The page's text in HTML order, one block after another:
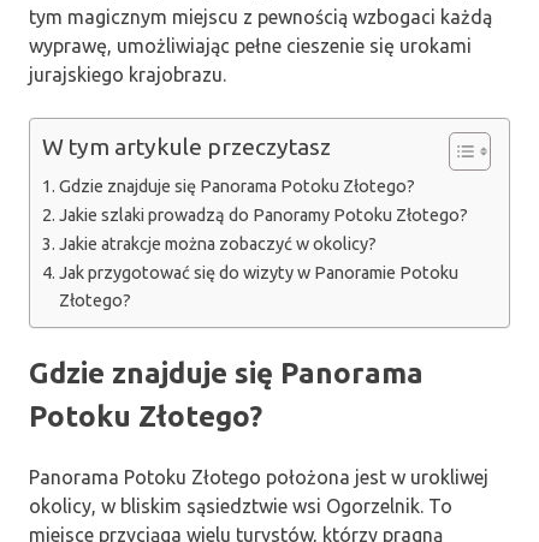
tym magicznym miejscu z pewnością wzbogaci każdą
wyprawę, umożliwiając pełne cieszenie się urokami
jurajskiego krajobrazu.
W tym artykule przeczytasz
Gdzie znajduje się Panorama Potoku Złotego?
Jakie szlaki prowadzą do Panoramy Potoku Złotego?
Jakie atrakcje można zobaczyć w okolicy?
Jak przygotować się do wizyty w Panoramie Potoku
Złotego?
Gdzie znajduje się Panorama
Potoku Złotego?
Panorama Potoku Złotego położona jest w urokliwej
okolicy, w bliskim sąsiedztwie wsi Ogorzelnik. To
miejsce przyciąga wielu turystów, którzy pragną